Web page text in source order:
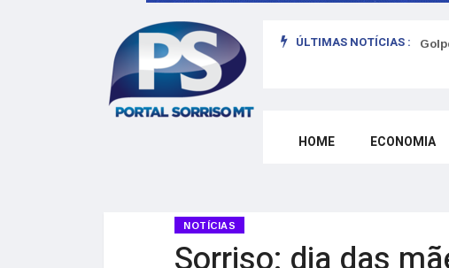
ÚLTIMAS NOTÍCIAS :
HOME ECONOMIA
NOTÍCIAS